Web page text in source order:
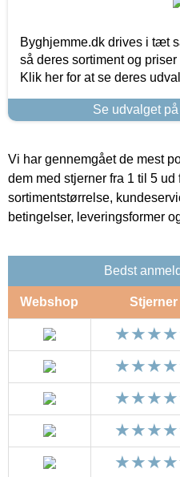
Byghjemme.dk drives i tæt
så deres sortiment og
Klik her for at se deres
Se udvalget
Vi har gennemgået de mest
dem med stjerner fra 1 til 5
sortimentstørrelse,
betingelser, leveringsformer
Bedst
Webshop Stjerner